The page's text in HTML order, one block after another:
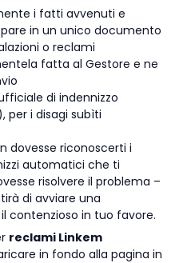
i fatti avvenuti e
in un unico documento
o reclami
fatta al Gestore e ne
di indennizzo
per i disagi subìti
dovesse riconoscerti i
automatici che ti
risolvere il problema –
di avviare una
contenzioso in tuo favore.
reclami Linkem
in fondo alla pagina in